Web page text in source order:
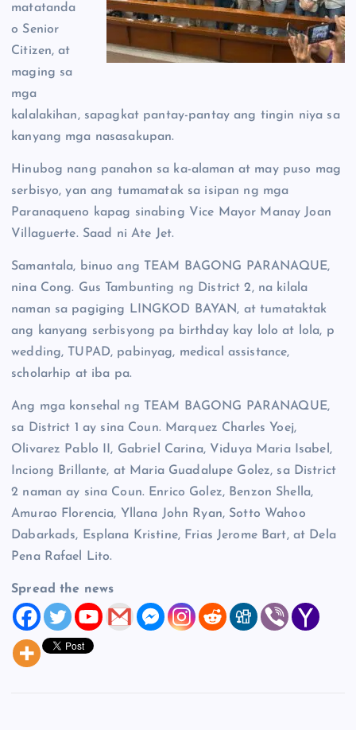
matatanda
o Senior
Citizen, at
maging sa
mga
kalalakihan, sapagkat pantay-pantay ang tingin niya sa
kanyang mga nasasakupan.
Hinubog nang panahon sa ka-alaman at may puso mag
serbisyo, yan ang tumamatak sa isipan ng mga
Paranaqueno kapag sinabing Vice Mayor Manay Joan
Villaguerte. Saad ni Ate Jet.
Samantala, binuo ang TEAM BAGONG PARANAQUE,
nina Cong. Gus Tambunting ng District 2, na kilala
naman sa pagiging LINGKOD BAYAN, at tumataktak
ang kanyang serbisyong pa birthday kay lolo at lola, p
wedding, TUPAD, pabinyag, medical assistance,
scholarhip at iba pa.
Ang mga konsehal ng TEAM BAGONG PARANAQUE,
sa District 1 ay sina Coun. Marquez Charles Yoej,
Olivarez Pablo II, Gabriel Carina, Viduya Maria Isabel,
Inciong Brillante, at Maria Guadalupe Golez, sa District
2 naman ay sina Coun. Enrico Golez, Benzon Shella,
Amurao Florencia, Yllana John Ryan, Sotto Wahoo
Dabarkads, Esplana Kristine, Frias Jerome Bart, at Dela
Pena Rafael Lito.
Spread the news